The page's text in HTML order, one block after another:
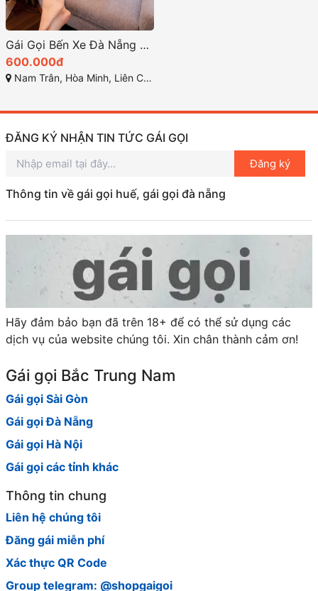
Gái Gọi Bến Xe Đà Nẵng Chất Lượng và Đẳng Cấp
600.000đ
Nam Trân, Hòa Minh, Liên Chiểu, Đà Nẵng, Việt Nam
ĐĂNG KÝ NHẬN TIN TỨC GÁI GỌI
Đăng ký
Thông tin về gái gọi huế, gái gọi đà nẵng
Hãy đảm bảo bạn đã trên 18+ để có thể sử dụng các
dịch vụ của website chúng tôi. Xin chân thành cảm ơn!
Gái gọi Bắc Trung Nam
Gái gọi Sài Gòn
Gái gọi Đà Nẵng
Gái gọi Hà Nội
Gái gọi các tỉnh khác
Thông tin chung
Liên hệ chúng tôi
Đăng gái miễn phí
Xác thực QR Code
Group telegram: @shopgaigoi